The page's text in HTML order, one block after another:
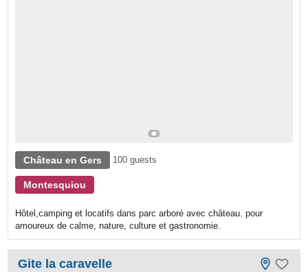
Château en Gers 100 guests
Montesquiou
Hôtel,camping et locatifs dans parc arboré avec château. pour
amoureux de calme, nature, culture et gastronomie.
Gite la caravelle